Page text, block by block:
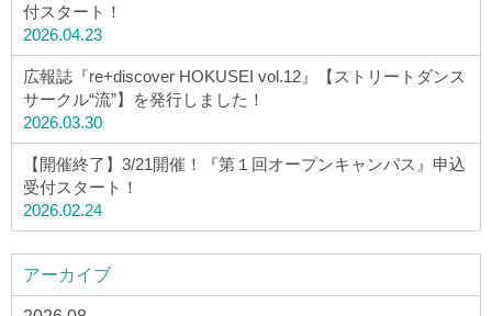
付スタート！
2026.04.23
広報誌『re+discover HOKUSEI vol.12』【ストリートダンス
サークル“流”】を発行しました！
2026.03.30
【開催終了】3/21開催！『第１回オープンキャンパス』申込
受付スタート！
2026.02.24
アーカイブ